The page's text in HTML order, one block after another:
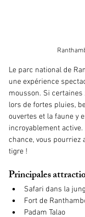
Le parc national de
une expérience
mousson. Si
lors de fortes pluies,
ouvertes et la faune y
incroyablement
chance, vous pourriez
tigre !
Principales
Safari dans la
Fort de
Padam Talao